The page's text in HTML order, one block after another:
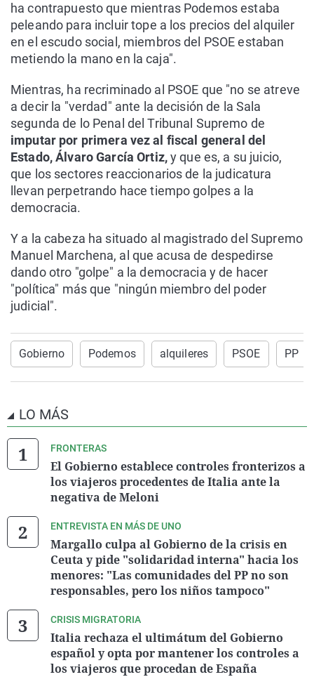
ha contrapuesto que mientras Podemos estaba
peleando para incluir tope a los precios del alquiler
en el escudo social, miembros del PSOE estaban
metiendo la mano en la caja".
Mientras, ha recriminado al PSOE que "no se atreve
a decir la "verdad" ante la decisión de la Sala
segunda de lo Penal del Tribunal Supremo de
imputar por primera vez al fiscal general del
Estado, Álvaro García Ortiz,y que es, a su juicio,
que los sectores reaccionarios de la judicatura
llevan perpetrando hace tiempo golpes a la
democracia.
Y a la cabeza ha situado al magistrado del Supremo
Manuel Marchena, al que acusa de despedirse
dando otro "golpe" a la democracia y de hacer
"política" más que "ningún miembro del poder
judicial".
Gobierno Podemos alquileres PSOE PP
LO MÁS
FRONTERAS
El Gobierno establece controles fronterizos a
los viajeros procedentes de Italia ante la
negativa de Meloni
ENTREVISTA EN MÁS DE UNO
Margallo culpa al Gobierno de la crisis en
Ceuta y pide "solidaridad interna" hacia los
menores: "Las comunidades del PP no son
responsables, pero los niños tampoco"
CRISIS MIGRATORIA
Italia rechaza el ultimátum del Gobierno
español y opta por mantener los controles a
los viajeros que procedan de España